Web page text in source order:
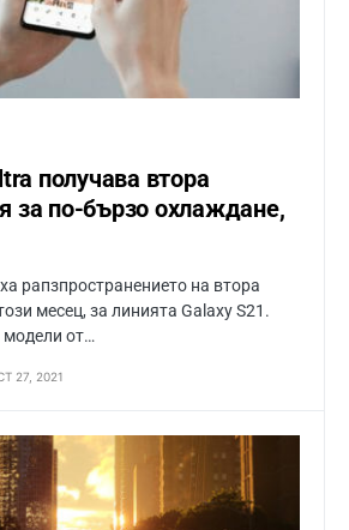
получава втора
за по-бързо охлаждане,
рапзпространението на втора
месец, за линията Galaxy S21.
от…
27, 2021